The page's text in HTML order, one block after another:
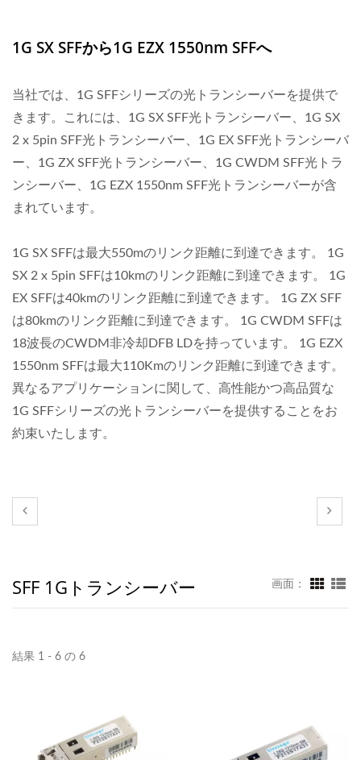
1G SX SFFから1G EZX 1550nm SFFへ
当社では、1G SFFシリーズの光トランシーバーを提供で
きます。これには、1G SX SFF光トランシーバー、1G SX
2 x 5pin SFF光トランシーバー、1G EX SFF光トランシーバ
ー、1G ZX SFF光トランシーバー、1G CWDM SFF光トラ
ンシーバー、1G EZX 1550nm SFF光トランシーバーが含
まれています。
1G SX SFFは最大550mのリンク距離に到達できます。 1G
SX 2 x 5pin SFFは10kmのリンク距離に到達できます。 1G
EX SFFは40kmのリンク距離に到達できます。 1G ZX SFF
は80kmのリンク距離に到達できます。 1G CWDM SFFは
18波長のCWDM非冷却DFB LDを持っています。 1G EZX
1550nm SFFは最大110Kmのリンク距離に到達できます。
異なるアプリケーションに関して、高性能かつ高品質な
1G SFFシリーズの光トランシーバーを提供することをお
約束いたします。
SFF 1Gトランシーバー 画面：
結果 1 - 6 の 6